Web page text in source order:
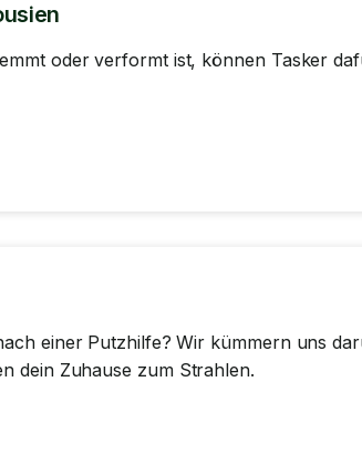
oder verformt ist, können Tasker
einer Putzhilfe? Wir kümmern uns
dein Zuhause zum Strahlen.